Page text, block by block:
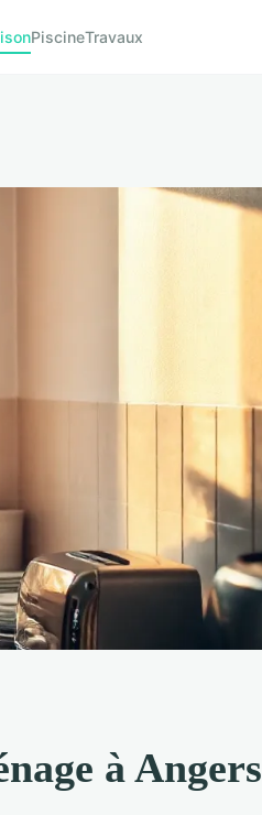
PiscineTravaux
à Angers